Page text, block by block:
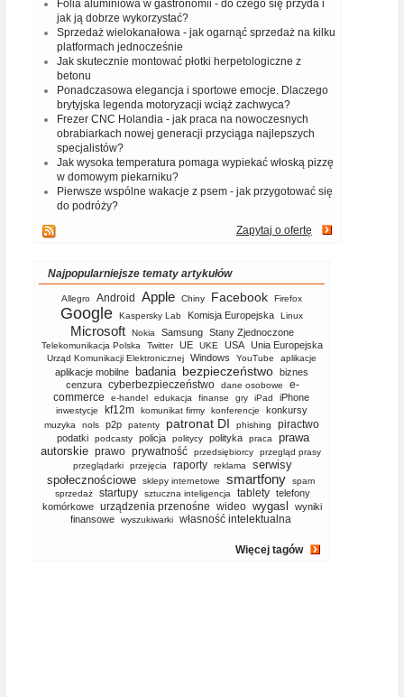
Folia aluminiowa w gastronomii - do czego się przyda i
jak ją dobrze wykorzystać?
Sprzedaż wielokanałowa - jak ogarnąć sprzedaż na kilku
platformach jednocześnie
Jak skutecznie montować płotki herpetologiczne z
betonu
Ponadczasowa elegancja i sportowe emocje. Dlaczego
brytyjska legenda motoryzacji wciąż zachwyca?
Frezer CNC Holandia - jak praca na nowoczesnych
obrabiarkach nowej generacji przyciąga najlepszych
specjalistów?
Jak wysoka temperatura pomaga wypiekać włoską pizzę
w domowym piekarniku?
Pierwsze wspólne wakacje z psem - jak przygotować się
do podróży?
Zapytaj o ofertę
Najpopularniejsze tematy artykułów
Allegro Android Apple Chiny Facebook Firefox
Google Kaspersky Lab Komisja Europejska Linux
Microsoft Nokia Samsung Stany Zjednoczone
Telekomunikacja Polska Twitter UE UKE USA Unia Europejska
Urząd Komunikacji Elektronicznej Windows YouTube aplikacje
aplikacje mobilne badania bezpieczeństwo biznes
cenzura cyberbezpieczeństwo dane osobowe
e-
commerce
e-handel edukacja finanse gry iPad iPhone
inwestycje kf12m komunikat firmy konferencje konkursy
muzyka nols p2p patenty patronat DI phishing piractwo
podatki podcasty policja politycy polityka praca
prawa
autorskie prawo prywatność przedsiębiorcy
przegląd prasy
przeglądarki
przejęcia raporty reklama
serwisy
społecznościowe
sklepy internetowe smartfony
spam
sprzedaż
startupy sztuczna inteligencja tablety telefony
komórkowe
urządzenia przenośne wideo wygasl
wyniki
finansowe
wyszukiwarki własność intelektualna
Więcej tagów